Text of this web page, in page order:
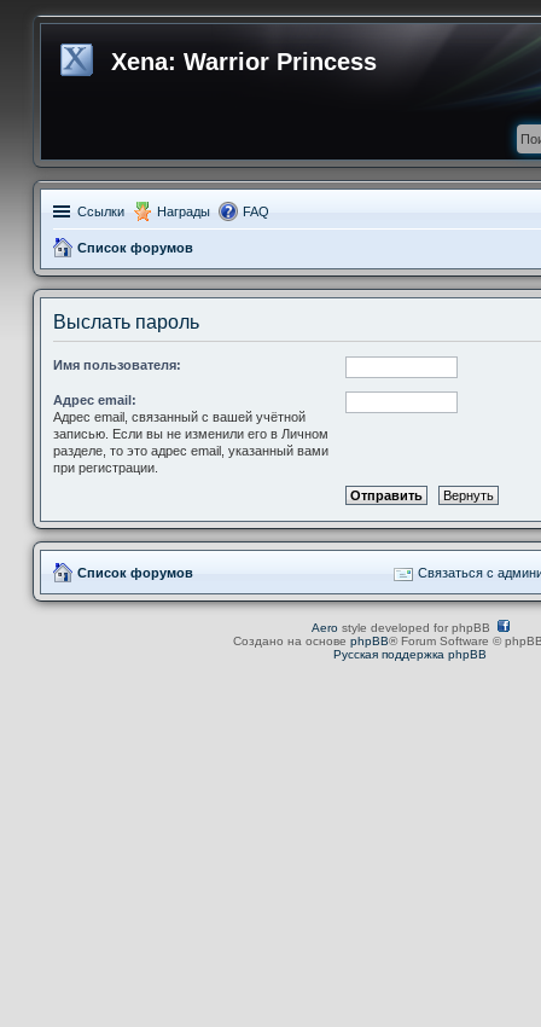
Xena: Warrior Princess
Ссылки Награды FAQ
Список форумов
Выслать пароль
Имя пользователя:
Адрес email:
Адрес email, связанный с вашей учётной
записью. Если вы не изменили его в Личном
разделе, то это адрес email, указанный вами
при регистрации.
Список форумов Связаться с
Aerostyle developed for phpBB
Создано на основе phpBB® Forum Software ©
Русская поддержка phpBB